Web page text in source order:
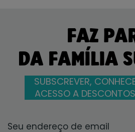
FAZ
DA FAMÍLIA
SUBSCREVER,
ACESSO A